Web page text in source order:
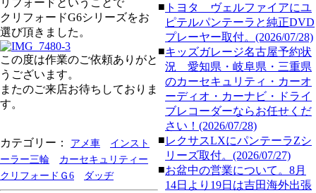
リフォードということで
クリフォードG6シリーズをお
選び頂きました。
この度は作業のご依頼ありがと
うございます。
またのご来店お待ちしておりま
す。
カテゴリー： アメ車
インスト
ーラー三輪
カーセキュリティー
クリフォードＧ6
ダッヂ
■ トヨタ ヴェルファイアにユ
ピテルパンテーラと純正DVD
プレーヤー取付。(2026/07/28)
■キッズガレージ名古屋予約状
況 愛知県・岐阜県・三重県
のカーセキュリティ・カーオ
ーディオ・カーナビ・ドライ
ブレコーダーならお任せくだ
さい！(2026/07/28)
■レクサスLXにパンテーラZシ
リーズ取付。(2026/07/27)
■お盆中の営業について。8月
14日より19日は吉田海外出張